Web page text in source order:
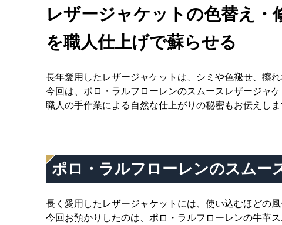
レザージャケットの色替え
を職人仕上げで蘇らせる
長年愛用したレザージャケットは、シミや色褪せ、擦れ
今回は、ポロ・ラルフローレンのスムースレザージャ
職人の手作業による自然な仕上がりの秘密もお伝えしま
ポロ・ラルフローレンのスムー
長く愛用したレザージャケットには、使い込むほどの
今回お預かりしたのは、ポロ・ラルフローレンの牛革